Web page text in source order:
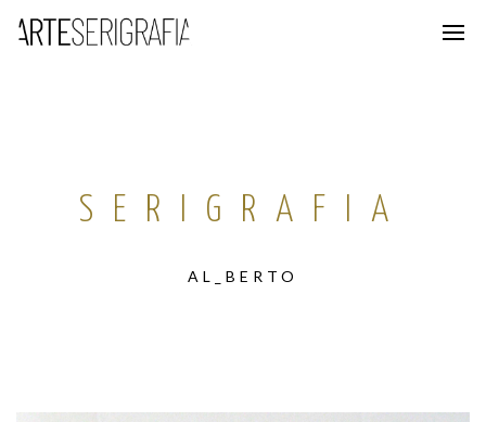
SERIGRAFIA
AL_BERTO